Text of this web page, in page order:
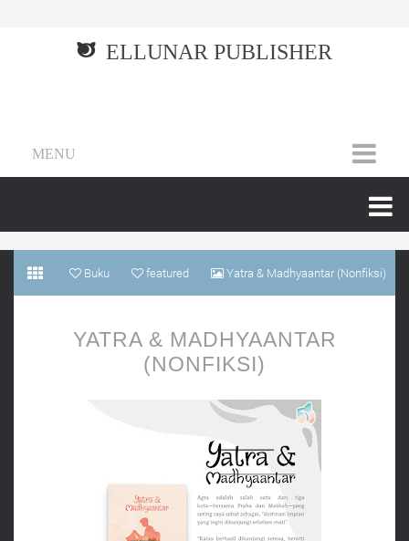
ELLUNAR PUBLISHER
MENU
Buku featured Yatra & Madhyaantar (Nonfiksi)
YATRA & MADHYAANTAR
(NONFIKSI)